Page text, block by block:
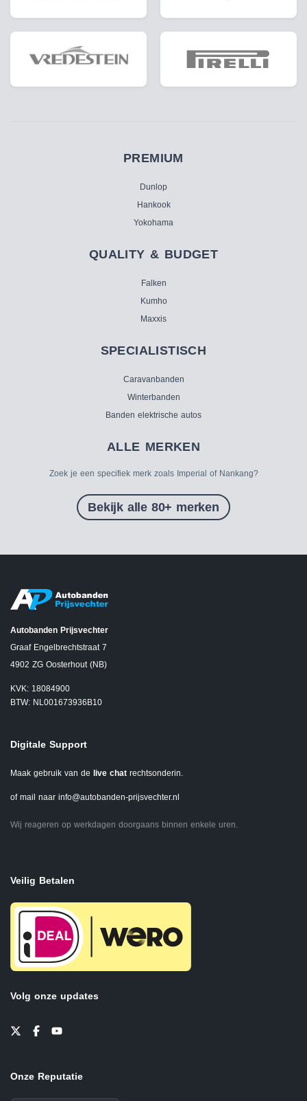
PREMIUM
Dunlop
Hankook
Yokohama
QUALITY & BUDGET
Falken
Kumho
Maxxis
SPECIALISTISCH
Caravanbanden
Winterbanden
Banden elektrische autos
ALLE MERKEN
Zoek je een specifiek merk zoals Imperial of Nankang?
Bekijk alle 80+ merken
Autobanden Prijsvechter
Graaf Engelbrechtstraat 7
4902 ZG Oosterhout (NB)
KVK: 18084900
BTW: NL001673936B10
Digitale Support
Maak gebruik van de live chat rechtsonderin.
of mail naar info@autobanden-prijsvechter.nl
Wij reageren op werkdagen doorgaans binnen enkele uren.
Veilig Betalen
Volg onze updates
Onze Reputatie